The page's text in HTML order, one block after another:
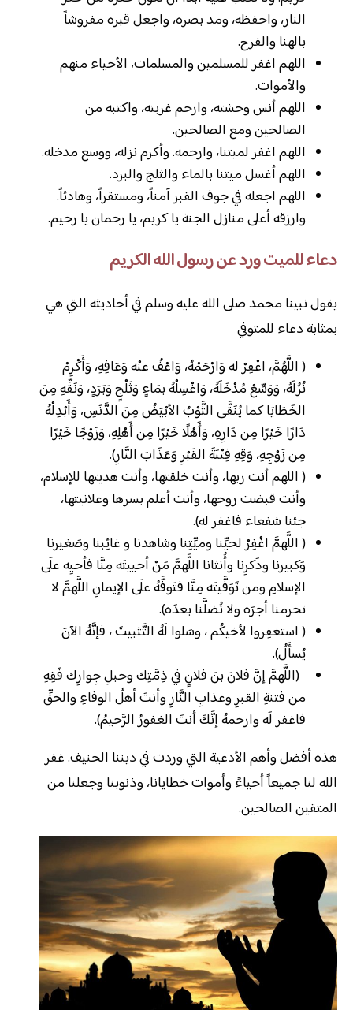
النار، واحفظه، ومد بصره، واجعل قبره مفروشاً
بالهنا والفرح.
اللهم اغفر للمسلمين والمسلمات، الأحياء منهم
والأموات.
اللهم أنس وحشته، وارحم غربته، واكتبه من
الصالحين ومع الصالحين.
اللهم اغفر لميتنا، وارحمه. وأكرم نزله، ووسع مدخله.
اللهم أغسل ميتنا بالماء والثلج والبرد.
اللهم اجعله في جوف القبر آمناً، ومستقراً، وهادئاً.
وارزقه أعلى منازل الجنة يا كريم، يا رحمان يا رحيم.
دعاء للميت ورد عن رسول الله الكريم
يقول نبينا محمد صلى الله عليه وسلم في أحاديثه التي هي
بمثابة دعاء للمتوفي
( اللَّهُمَّ، اغْفِرْ له وَارْحَمْهُ، وَاعْفُ عنْه وَعَافِهِ، وَأَكْرِمْ
نُزُلَهُ، وَوَسِّعْ مُدْخَلَهُ، وَاغْسِلْهُ بمَاءٍ وَثَلْجٍ وَبَرَدٍ، وَنَقِّهِ مِنَ
الخَطَايَا كما يُنَقَّى الثَّوْبُ الأبْيَضُ مِنَ الدَّنَسِ، وَأَبْدِلْهُ
دَارًا خَيْرًا مِن دَارِهِ، وَأَهْلًا خَيْرًا مِن أَهْلِهِ، وَزَوْجًا خَيْرًا
مِن زَوْجِهِ، وَقِهِ فِتْنَةَ القَبْرِ وَعَذَابَ النَّارِ).
( اللهم أنت ربها، وأنت خلقتها، وأنت هديتها للإسلام،
وأنت قبضت روحها، وأنت أعلم بسرها وعلانيتها،
جئنا شفعاء فاغفر له).
( اللَّهمَّ اغْفِرْ لحيِّنا وميِّتِنا وشاهدنا و غائِبنا وصَغيرنا
وَكبيرنا وذَكرِنا وأُنثانا اللَّهمَّ مَنْ أحييتَه مِنَّا فأحيِه علَى
الإسلامِ ومن تَوَفَّيتَه مِنَّا فتَوفَّهُ علَى الإيمانِ اللَّهمَّ لا
تحرمنا أجرَه ولا تُضلَّنا بعدَه).
( استغفِروا لأخيكُم ، وسَلوا لَهُ التَّثبيتَ ، فإنَّهُ الآنَ
يُسأَلُ).
(اللَّهمَّ إنَّ فلانَ بنَ فلانٍ في ذِمَّتِك وحبلِ جِوارِك فَقِهِ
من فتنةِ القبرِ وعذابِ النَّارِ وأنتَ أهلُ الوفاءِ والحقِّ
فاغفر لَه وارحمهُ إنَّكَ أنتَ الغفورُ الرَّحيمُ).
هذه أفضل وأهم الأدعية التي وردت في ديننا الحنيف. غفر
الله لنا جميعاً أحياءً وأموات خطايانا، وذنوبنا وجعلنا من
المتقين الصالحين.